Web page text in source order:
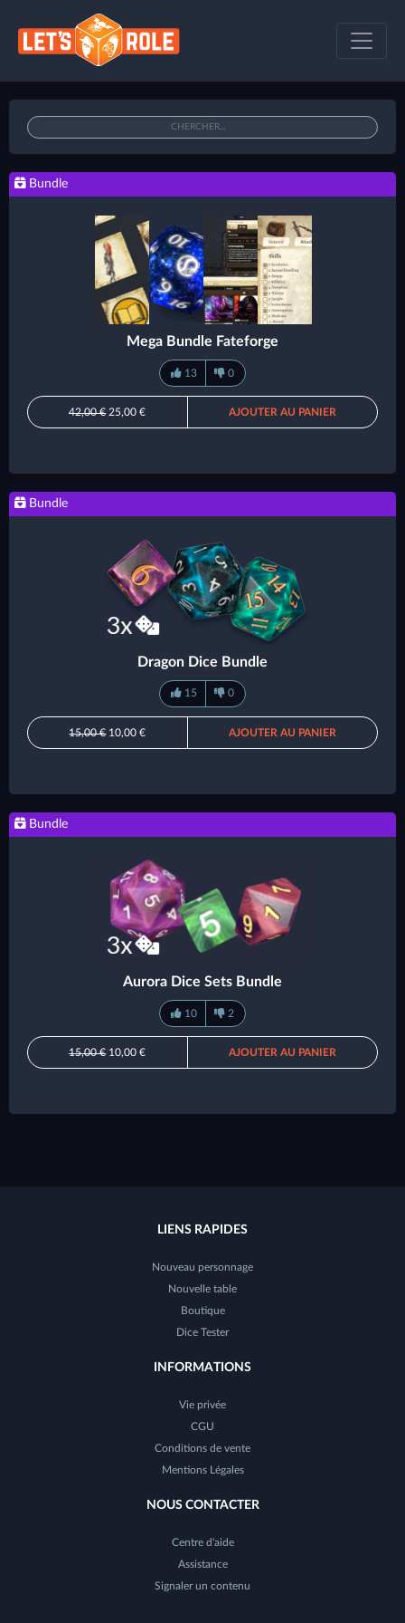
Bundle
Mega Bundle Fateforge
13 0
42,00 €25,00 € AJOUTER AU PANIER
Bundle
Dragon Dice Bundle
15 0
15,00 €10,00 € AJOUTER AU PANIER
Bundle
Aurora Dice Sets Bundle
10 2
15,00 €10,00 € AJOUTER AU PANIER
LIENS RAPIDES
Nouveau personnage
Nouvelle table
Boutique
Dice Tester
INFORMATIONS
Vie privée
CGU
Conditions de vente
Mentions Légales
NOUS CONTACTER
Centre d'aide
Assistance
Signaler un contenu